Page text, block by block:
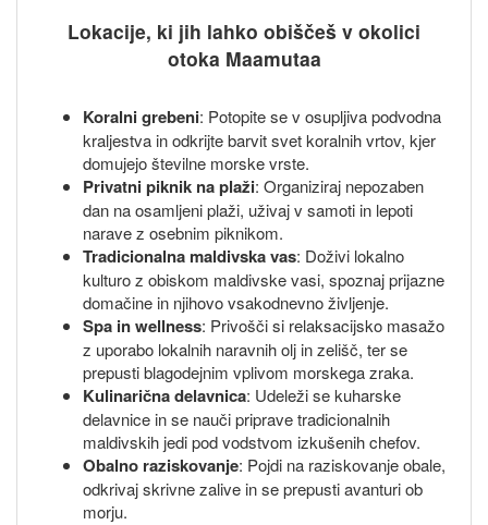
Lokacije, ki jih lahko obiščeš v okolici
otoka Maamutaa
Koralni grebeni: Potopite se v osupljiva podvodna
kraljestva in odkrijte barvit svet koralnih vrtov, kjer
domujejo številne morske vrste.
Privatni piknik na plaži: Organiziraj nepozaben
dan na osamljeni plaži, uživaj v samoti in lepoti
narave z osebnim piknikom.
Tradicionalna maldivska vas: Doživi lokalno
kulturo z obiskom maldivske vasi, spoznaj prijazne
domačine in njihovo vsakodnevno življenje.
Spa in wellness: Privošči si relaksacijsko masažo
z uporabo lokalnih naravnih olj in zelišč, ter se
prepusti blagodejnim vplivom morskega zraka.
Kulinarična delavnica: Udeleži se kuharske
delavnice in se nauči priprave tradicionalnih
maldivskih jedi pod vodstvom izkušenih chefov.
Obalno raziskovanje: Pojdi na raziskovanje obale,
odkrivaj skrivne zalive in se prepusti avanturi ob
morju.